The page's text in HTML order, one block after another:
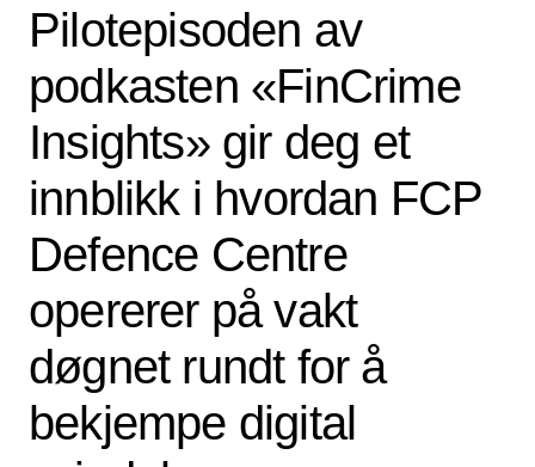
Pilotepisoden av
podkasten «FinCrime
Insights» gir deg et
innblikk i hvordan FCP
Defence Centre
opererer på vakt
døgnet rundt for å
bekjempe digital